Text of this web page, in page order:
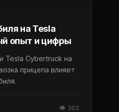
на Tesla
опыт и цифры
Tesla Cybertruck на
прицепа влияет
👁 302